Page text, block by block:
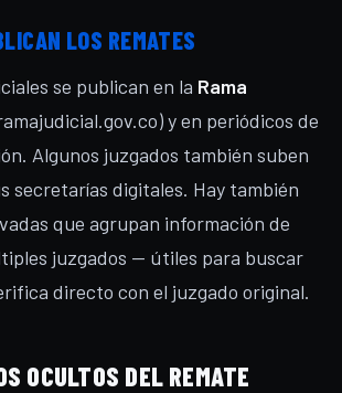
LOS REMATES
se publican en la Rama
y en periódicos de
Algunos juzgados también suben
secretarías digitales. Hay también
que agrupan información de
juzgados — útiles para buscar
directo con el juzgado original.
OCULTOS DEL REMATE